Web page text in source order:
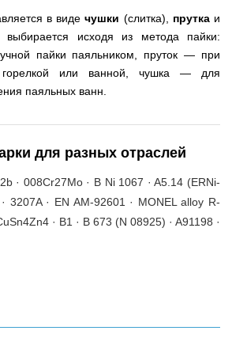
в видечушки (слитка), пруткаи
выбирается исходя из метода пайки:
пайки паяльником, пруток — при
горелкой или ванной, чушка — для
паяльных ванн.
для разных отраслей
· 008Cr27Mo · B Ni 1067 · A5.14 (ERNi-
3207A · EN AM-92601 · MONEL alloy R-
· B1 · B 673 (N 08925) · A91198 ·